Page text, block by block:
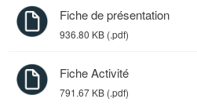
Fiche de présentation
936.80 KB (.pdf)
Fiche Activité
791.67 KB (.pdf)